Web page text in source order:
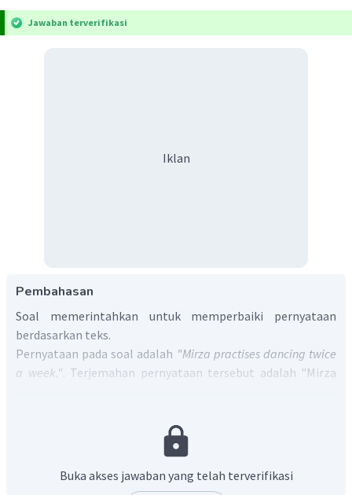
Jawaban terverifikasi
Iklan
Pembahasan
Soal memerintahkan untuk memperbaiki pernyataan
berdasarkan teks.
Pernyataan pada soal adalah "Mirza practises dancing twice
a week.". Terjemahan pernyataan tersebut adalah "Mirza
Berdasarkan teks, khususnya paragraf ke 2 tercantum
"She practises dancing every day."
benar adalah "Mirza practises dancing every day.".
Buka akses jawaban yang telah terverifikasi